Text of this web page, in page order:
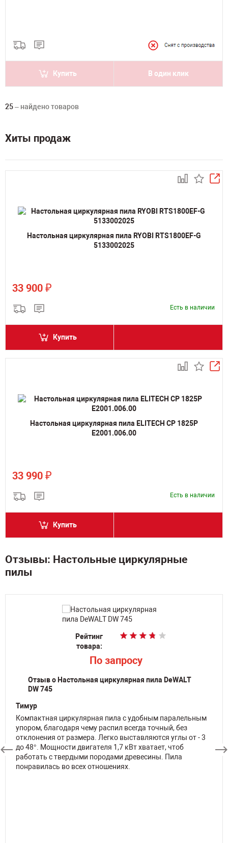
Купить В один клик
25– найдено товаров
Хиты продаж
Настольная циркулярная пила RYOBI RTS1800EF-G
5133002025
33 900 ₽
Есть в наличии
Купить
Настольная циркулярная пила ELITECH СР 1825Р
E2001.006.00
33 990 ₽
Есть в наличии
Купить
Отзывы: Настольные циркулярные
пилы
Рейтинг
товара:
По запросу
Отзыв о Настольная циркулярная пила DeWALT
DW 745
Тимур
Компактная циркулярная пила с удобным паралельным
упором, благодаря чему распил всегда точный, без
отклонения от размера. Легко выставляются углы от - 3
до 48°. Мощности двигателя 1,7 кВт хватает, чтоб
работать с твердыми породами древесины. Пила
понравилась во всех отношениях.
Рейтинг
товара:
Рейтинг
товара:
Рейтинг
товара:
По запросу
Рейтинг
товара:
По запросу
Рейтинг
товара:
p
Рейтинг
товара:
По запросу
Рейтинг
товара:
13 990p